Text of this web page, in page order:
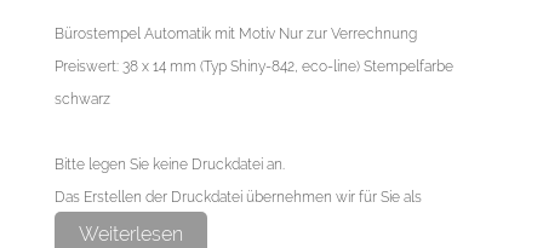
Bürostempel Automatik mit Motiv Nur zur Verrechnung
Preiswert: 38 x 14 mm (Typ Shiny-842, eco-line) Stempelfarbe
schwarz
Bitte legen Sie keine Druckdatei an.
Das Erstellen der Druckdatei übernehmen wir für Sie als
exklusiven Service.
Weiterlesen